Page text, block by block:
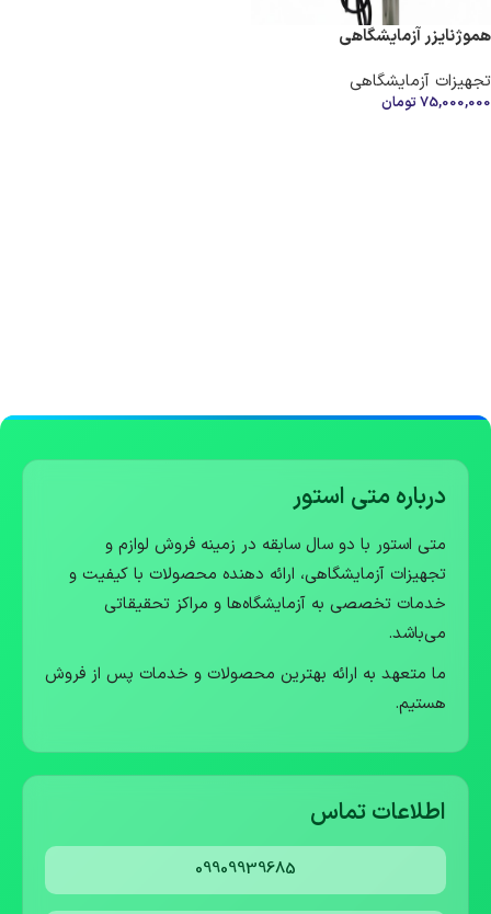
هموژنایزر آزمایشگاهی
تجهیزات آزمایشگاهی
75,000,000تومان
درباره متی استور
متی استور با دو سال سابقه در زمینه فروش لوازم و
تجهیزات آزمایشگاهی، ارائه دهنده محصولات با کیفیت و
خدمات تخصصی به آزمایشگاه‌ها و مراکز تحقیقاتی
می‌باشد.
ما متعهد به ارائه بهترین محصولات و خدمات پس از فروش
هستیم.
اطلاعات تماس
09909939685